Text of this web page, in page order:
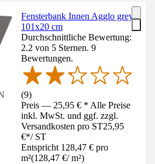
Fensterbank Innen Agglo grey
101x20 cm
Durchschnittliche Bewertung:
2.2 von 5 Sternen. 9
Bewertungen.
(9)
Preis — 25,95 € * Alle Preise
inkl. MwSt. und ggf. zzgl.
Versandkosten pro ST25,95
€*/ ST
Entspricht 128,47 € pro
m²(128,47 €/ m²)